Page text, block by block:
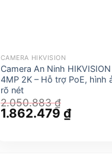
CAMERA HIKVISION
Camera An Ninh HIKVISION
4MP 2K – Hỗ trợ PoE, hình
rõ nét
2.050.883₫
Giá
gốc
1.862.479 ₫Giá
hiện